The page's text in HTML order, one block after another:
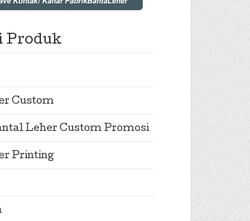
Produk
Custom
Leher Custom Promosi
Printing